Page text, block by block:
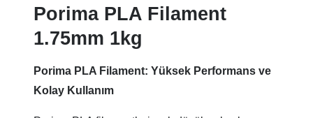
Porima PLA Filament
1.75mm 1kg
Porima PLA Filament: Yüksek Performans ve
Kolay Kullanım